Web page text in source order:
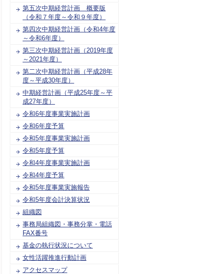
第五次中期経営計画 概要版
（令和７年度～令和９年度）
第四次中期経営計画（令和4年度
～令和6年度）
第三次中期経営計画（2019年度
～2021年度）
第二次中期経営計画（平成28年
度～平成30年度）
中期経営計画（平成25年度～平
成27年度）
令和6年度事業実施計画
令和6年度予算
令和5年度事業実施計画
令和5年度予算
令和4年度事業実施計画
令和4年度予算
令和5年度事業実施報告
令和5年度会計決算状況
組織図
事務局組織図・事務分掌・電話
FAX番号
基金の執行状況について
女性活躍推進行動計画
アクセスマップ